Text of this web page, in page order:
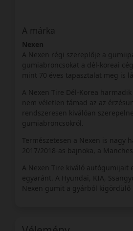
A márka
Nexen
A Nexen régi szereplője a
gumiabroncsokat a dél-koreai
mint 70 éves tapasztalat meg is
A Nexen Tire Dél-Korea
nem véletlen támad az az
rendszeresen kiválóan
gumiabroncsokról.
Természetesen a Nexen is nagy
2017/2018-as bajnoka, a
A Nexen Tire kiváló autógumijait
egyaránt. A Hyundai, KIA,
Nexen gumit a gyárból kigördülő